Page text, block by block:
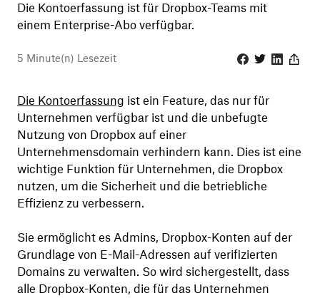
Die Kontoerfassung ist für Dropbox-Teams mit
einem Enterprise-Abo verfügbar.
5 Minute(n) Lesezeit
Die Kontoerfassung ist ein Feature, das nur für
Unternehmen verfügbar ist und die unbefugte
Nutzung von Dropbox auf einer
Unternehmensdomain verhindern kann. Dies ist eine
wichtige Funktion für Unternehmen, die Dropbox
nutzen, um die Sicherheit und die betriebliche
Effizienz zu verbessern.
Sie ermöglicht es Admins, Dropbox-Konten auf der
Grundlage von E-Mail-Adressen auf verifizierten
Domains zu verwalten. So wird sichergestellt, dass
alle Dropbox-Konten, die für das Unternehmen